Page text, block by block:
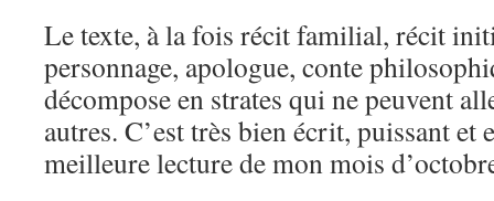
Le texte, à la fois récit familial, récit
personnage, apologue, conte
décompose en strates qui ne peuvent
autres. C’est très bien écrit, puissant et
meilleure lecture de mon mois